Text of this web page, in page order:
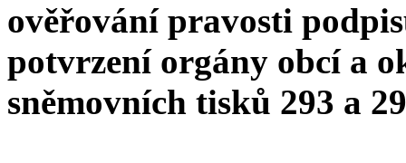
ověřování pravosti
potvrzení orgány obcí a
sněmovních tisků 293 a